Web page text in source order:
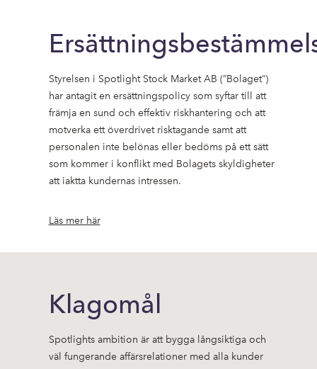
Styrelsen i Spotlight Stock Market AB (”Bolaget”)
har antagit en ersättningspolicy som syftar till att
främja en sund och effektiv riskhantering och att
motverka ett överdrivet risktagande samt att
personalen inte belönas eller bedöms på ett sätt
som kommer i konflikt med Bolagets skyldigheter
att iaktta kundernas intressen.
Läs mer här
Klagomål
Spotlights ambition är att bygga långsiktiga och
väl fungerande affärsrelationer med alla kunder